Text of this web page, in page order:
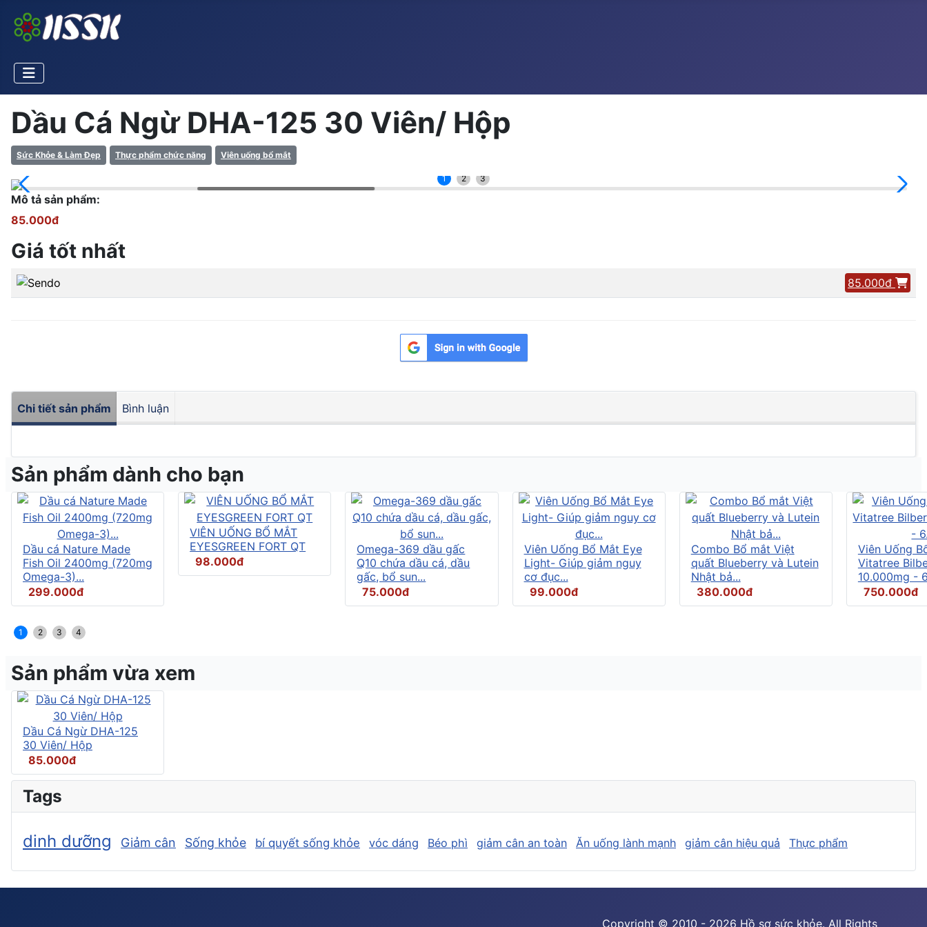
Dầu Cá Ngừ DHA-125 30 Viên/ Hộp
Sức Khỏe & Làm Đẹp Thực phẩm chức năng Viên uống bổ mắt
1 2 3
Mô tả sản phẩm:
85.000đ
Giá tốt nhất
85.000đ
Chi tiết sản phẩm Bình luận
Sản phẩm dành cho bạn
Dầu cá Nature Made
Fish Oil 2400mg (720mg
Omega-3)...
299.000đ
VIÊN UỐNG BỔ MẮT
EYESGREEN FORT QT
98.000đ
Omega-369 dầu gấc
Q10 chứa dầu cá, dầu
gấc, bổ sun...
75.000đ
Viên Uống Bổ Mắt Eye
Light- Giúp giảm nguy
cơ đục...
99.000đ
Combo Bổ mắt Việt
quất Blueberry và Lutein
Nhật bả...
380.000đ
Viên Uống
Vitatree
10.000mg -
750.000đ
1 2 3 4
Sản phẩm vừa xem
Dầu Cá Ngừ DHA-125
30 Viên/ Hộp
85.000đ
Tags
dinh dưỡng Giảm cân Sống khỏe bí quyết sống khỏe vóc dáng Béo phì giảm cân an toàn Ăn uống lành mạnh giảm cân hiệu quả Thực phẩm
Copyright © 2010 - 2026 Hồ sơ sức khỏe. All Rights